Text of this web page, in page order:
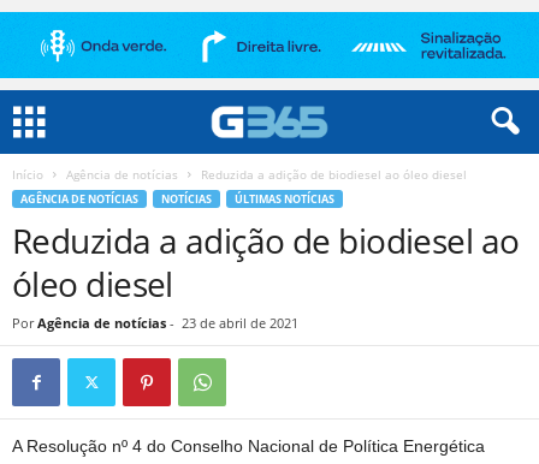
Início Agência de notícias Reduzida a adição de biodiesel ao óleo diesel
AGÊNCIA DE NOTÍCIAS NOTÍCIAS ÚLTIMAS NOTÍCIAS
Reduzida a adição de biodiesel ao
óleo diesel
Por Agência de notícias - 23 de abril de 2021
A Resolução nº 4 do Conselho Nacional de Política Energética